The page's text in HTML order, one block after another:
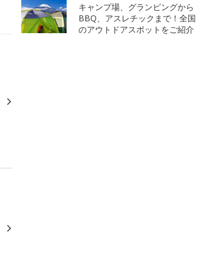
キャンプ場、グランピングから
BBQ、アスレチックまで！全国
のアウトドアスポットをご紹介